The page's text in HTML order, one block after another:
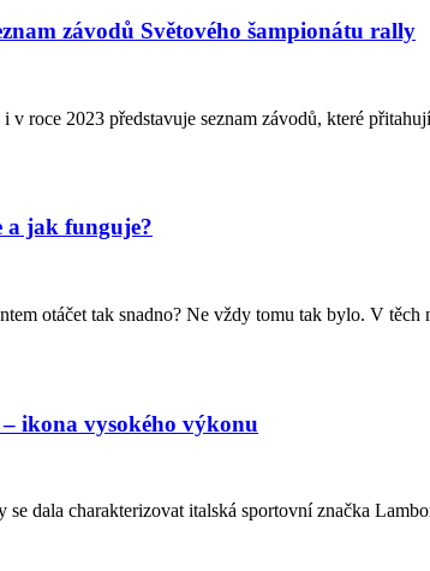
závodů Světového šampionátu rally
roce 2023 představuje seznam závodů, které
a jak funguje?
otáčet tak snadno? Ne vždy tomu tak bylo. V
ikona vysokého výkonu
se dala charakterizovat italská sportovní značka